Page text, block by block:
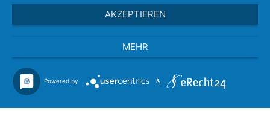
AKZEPTIEREN
MEHR
Powered by &